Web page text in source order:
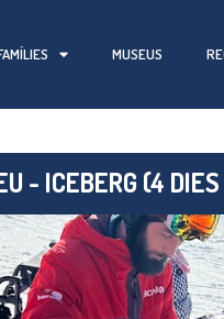
MUSEUS
- ICEBERG (4